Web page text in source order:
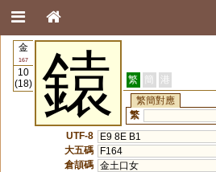
金
167
10
(18)
鎱 繁 簡 港
繁簡對應
繁
UTF-8
E9 8E B1
大五碼
F164
倉頡碼 金土口女